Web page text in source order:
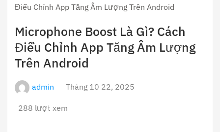
Điều Chỉnh App Tăng Âm Lượng Trên Android
Microphone Boost Là Gì? Cách
Điều Chỉnh App Tăng Âm Lượng
Trên Android
admin Tháng 10 22, 2025
288 lượt xem